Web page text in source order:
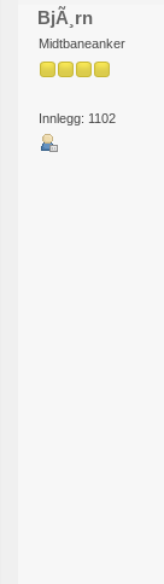
BjÃ¸rn
Midtbaneanker
Innlegg: 1102